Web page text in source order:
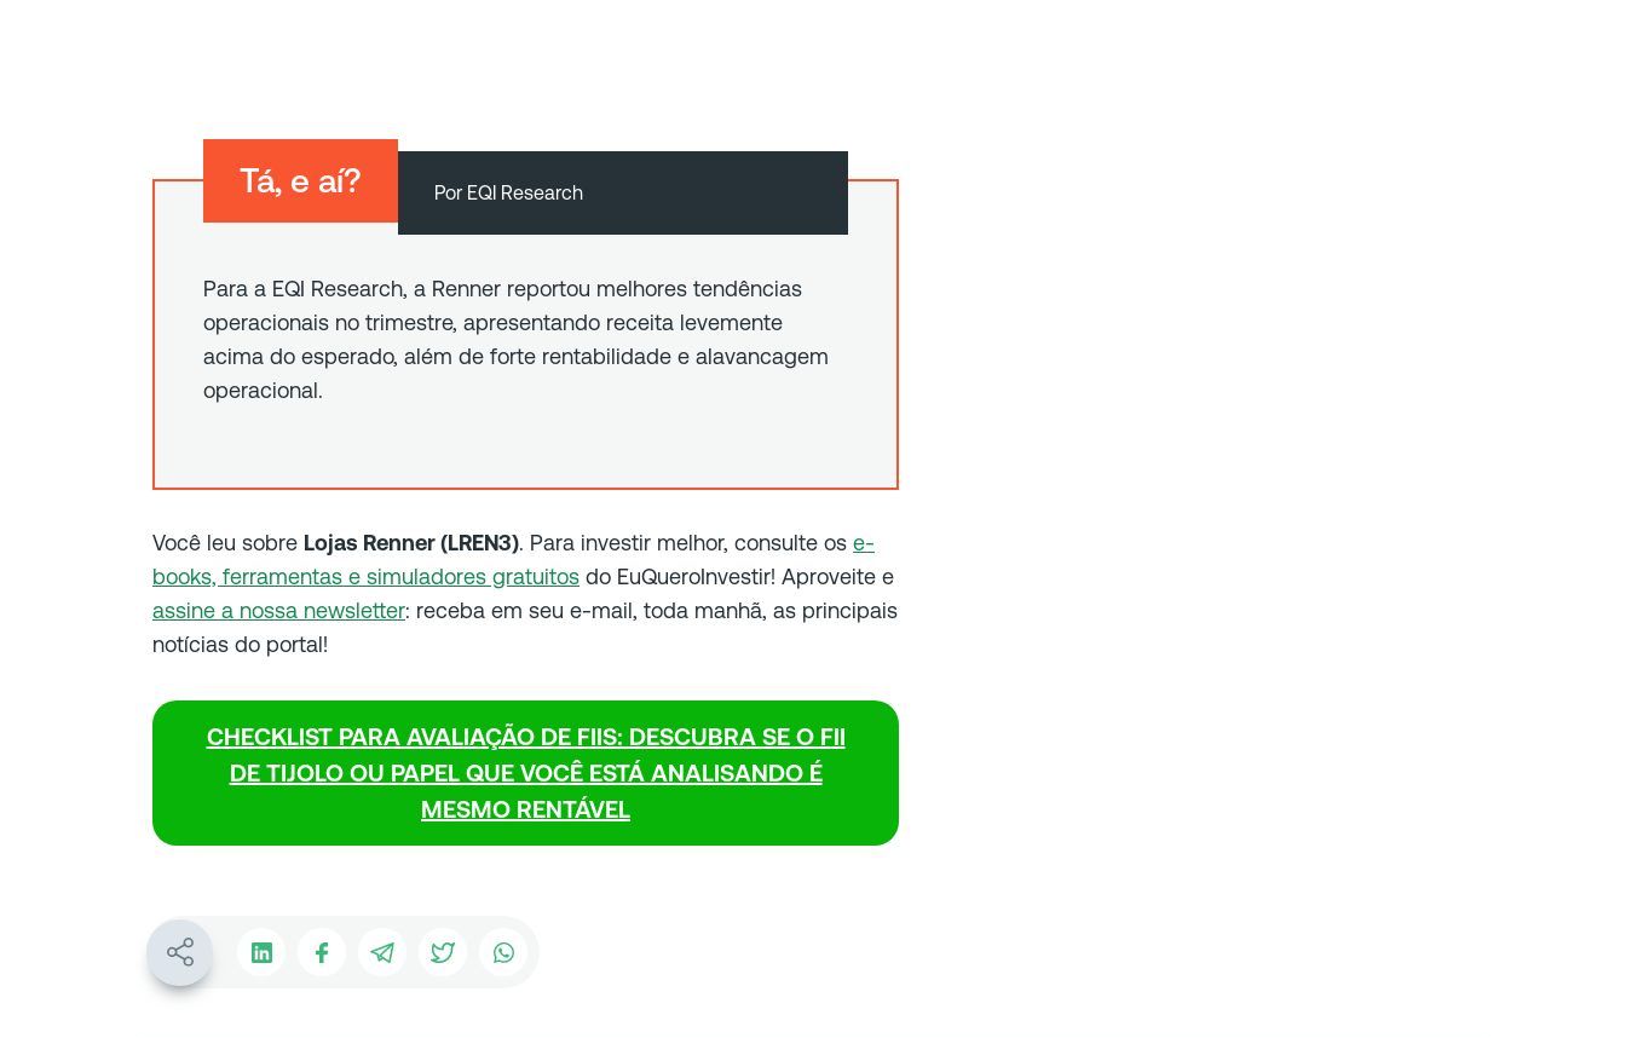
Tá, e aí? EQI Research
Para a EQI Research, a Renner reportou melhores tendências
operacionais no trimestre, apresentando receita levemente
acima do esperado, além de forte rentabilidade e alavancagem
operacional.
Você leu sobre Lojas Renner (LREN3). Para investir melhor, consulte os e-
books, ferramentas e simuladores gratuitos do EuQueroInvestir! Aproveite e
assine a nossa newsletter: receba em seu e-mail, toda manhã, as principais
notícias do portal!
CHECKLIST PARA AVALIAÇÃO DE FIIS: DESCUBRA SE O FII
DE TIJOLO OU PAPEL QUE VOCÊ ESTÁ ANALISANDO É
MESMO RENTÁVEL